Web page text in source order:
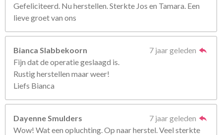
Gefeliciteerd. Nu herstellen. Sterkte Jos en Tamara. Een
lieve groet van ons
Bianca Slabbekoorn
7 jaar geleden
Fijn dat de operatie geslaagd is.
Rustig herstellen maar weer!
Liefs Bianca
Dayenne Smulders
7 jaar geleden
Wow! Wat een opluchting. Op naar herstel. Veel sterkte